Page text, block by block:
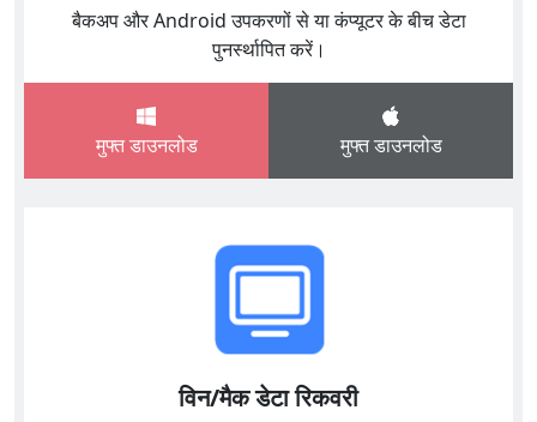
बैकअप और Android उपकरणों से या कंप्यूटर के बीच डेटा
पुनर्स्थापित करें।
मुफ्त डाउनलोड मुफ्त डाउनलोड
विन/मैक डेटा रिकवरी